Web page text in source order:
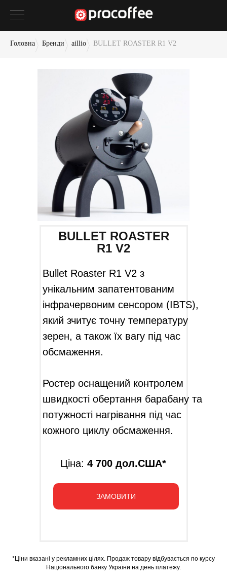
Головна Бренди aillio BULLET ROASTER R1 V2
BULLET ROASTER
R1 V2
ЗАМОВИТИ
Bullet Roaster R1 V2 з
унікальним запатентованим
інфрачервоним сенсором (IBTS),
який зчитує точну температуру
зерен, а також їх вагу під час
обсмаження.
Ростер оснащений контролем
швидкості обертання барабану та
потужності нагрівання під час
кожного циклу обсмаження.
Ціна: 4 700 дол.США*
*Ціни вказані у рекламних цілях. Продаж товару відбувається по курсу
Національного банку України на день платежу.